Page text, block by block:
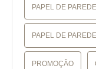
PAPEL DE
PAPEL DE
PROMOÇÃO